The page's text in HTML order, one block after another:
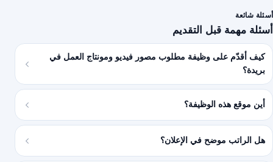
أسئلة شائعة
أسئلة مهمة قبل التقديم
كيف أقدّم على وظيفة مطلوب مصور فيديو ومونتاج العمل في
بريدة؟
أين موقع هذه الوظيفة؟
هل الراتب موضح في الإعلان؟